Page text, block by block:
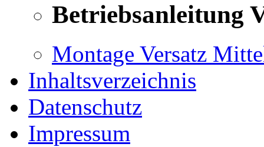
Betriebsanleitung
Montage Versatz
Inhaltsverzeichnis
Datenschutz
Impressum